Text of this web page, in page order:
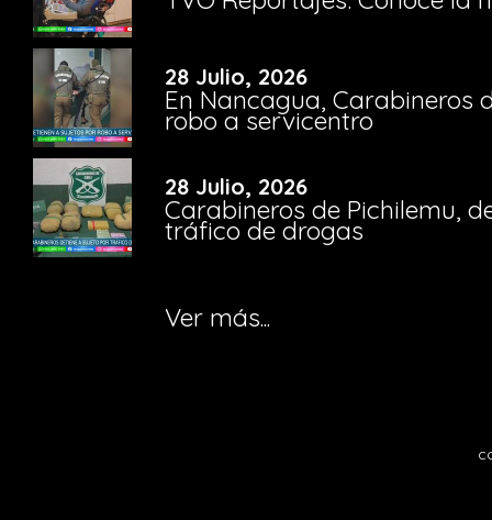
28 Julio, 2026
En Nancagua, Carabineros
robo a servicentro
28 Julio, 2026
Carabineros de Pichilemu,
tráfico de drogas
Ver más...